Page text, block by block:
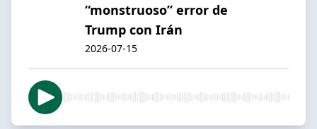
“monstruoso” error de
Trump con Irán
2026-07-15